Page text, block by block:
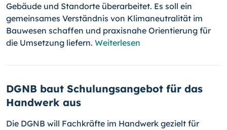
Gebäude und Standorte überarbeitet. Es soll ein
gemeinsames Verständnis von Klimaneutralität im
Bauwesen schaffen und praxisnahe Orientierung für
die Umsetzung liefern. Weiterlesen
DGNB baut Schulungsangebot für das
Handwerk aus
Die DGNB will Fachkräfte im Handwerk gezielt für